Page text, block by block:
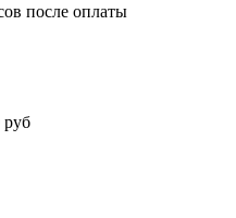
после оплаты
руб